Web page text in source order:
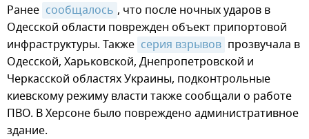
Ранее сообщалось , что после ночных ударов в
Одесской области поврежден объект припортовой
инфраструктуры. Также серия взрывов прозвучала в
Одесской, Харьковской, Днепропетровской и
Черкасской областях Украины, подконтрольные
киевскому режиму власти также сообщали о работе
ПВО. В Херсоне было повреждено административное
здание.